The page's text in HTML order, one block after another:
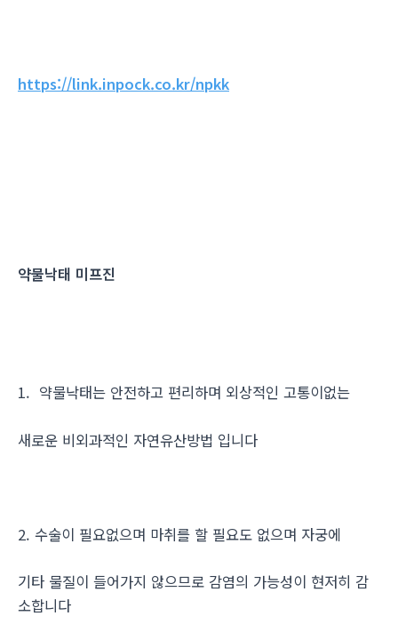
https://link.inpock.co.kr/npkk
약물낙태 미프진
1. 약물낙태는 안전하고 편리하며 외상적인 고통이없는
새로운 비외과적인 자연유산방법 입니다
2. 수술이 필요없으며 마취를 할 필요도 없으며 자궁에
기타 물질이 들어가지 않으므로 감염의 가능성이 현저히 감
소합니다